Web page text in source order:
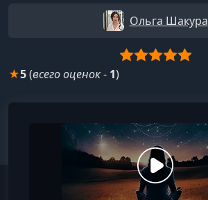
Ольга Шакура
★5(всего оценок- 1)